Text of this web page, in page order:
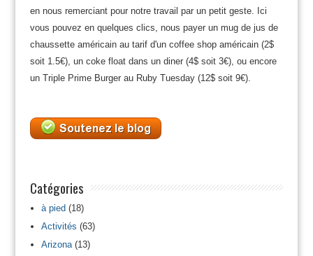
en nous remerciant pour notre travail par un petit geste. Ici
vous pouvez en quelques clics, nous payer un mug de jus de
chaussette américain au tarif d'un coffee shop américain (2$
soit 1.5€), un coke float dans un diner (4$ soit 3€), ou encore
un Triple Prime Burger au Ruby Tuesday (12$ soit 9€).
Catégories
à pied(18)
Activités (63)
Arizona(13)